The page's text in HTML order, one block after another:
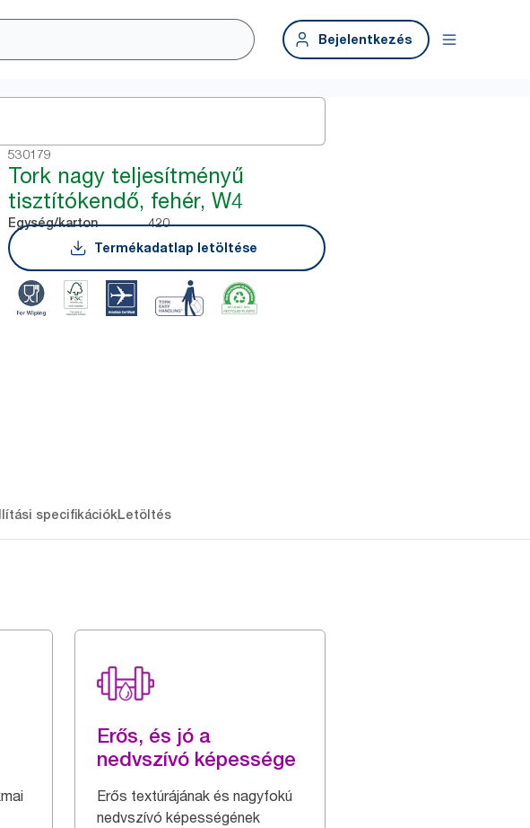
Bejelentkezés
530179
Tork nagy teljesítményű
tisztítókendő, fehér, W4
Egység/karton
420
Termékadatlap letöltése
specifikációkLetöltés
Erős, és jó a
nedvszívó képessége
Erős textúrájának és nagyfokú
nedvszívó képességének